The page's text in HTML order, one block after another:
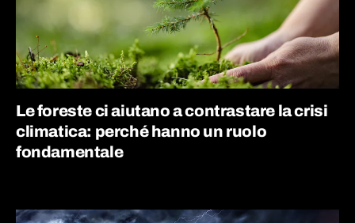
Le foreste ci aiutano a contrastare la crisi
climatica: perché hanno un ruolo
fondamentale